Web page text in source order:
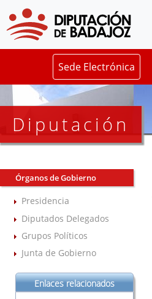
Sede Electrónica
Diputación
Órganos de Gobierno
Presidencia
Diputados Delegados
Grupos Políticos
Junta de Gobierno
Enlaces relacionados